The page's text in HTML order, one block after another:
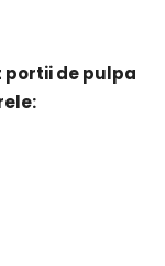
portii de pulpa